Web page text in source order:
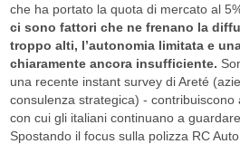
che ha portato la quota di mercato al
ci sono fattori che ne frenano la
troppo alti, l’autonomia limitata e
chiaramente ancora insufficiente.
una recente instant survey di Areté
consulenza strategica) - contribuiscono
con cui gli italiani continuano a
Spostando il focus sulla polizza RC